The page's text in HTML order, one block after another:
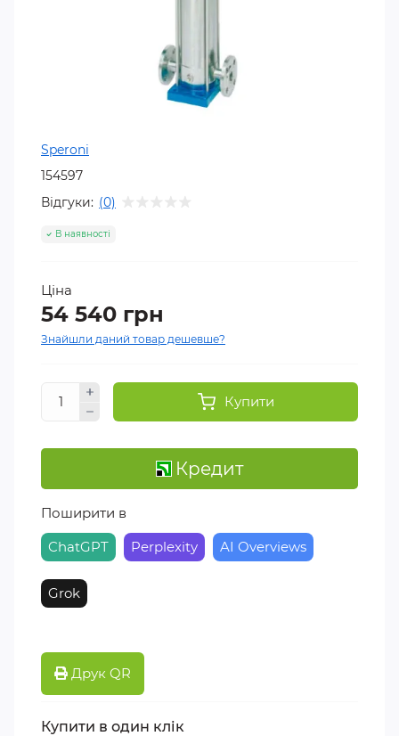
Speroni
154597
Відгуки: (0)
В наявності
Ціна
54 540 грн
Знайшли даний товар дешевше?
Купити
Кредит
Поширити в
ChatGPT
Perplexity AI Overviews
Grok
Друк QR
Купити в один клік